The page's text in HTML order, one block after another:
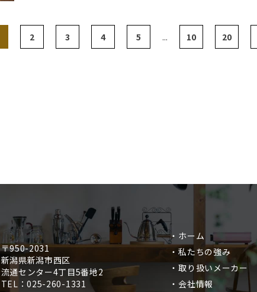
2 3 4 5 ... 10 20
〒950-2031
新潟県新潟市西区
流通センター4丁目5番地2
TEL：025-260-1331
・ホーム
・私たちの強み
・取り扱いメーカー
・会社情報